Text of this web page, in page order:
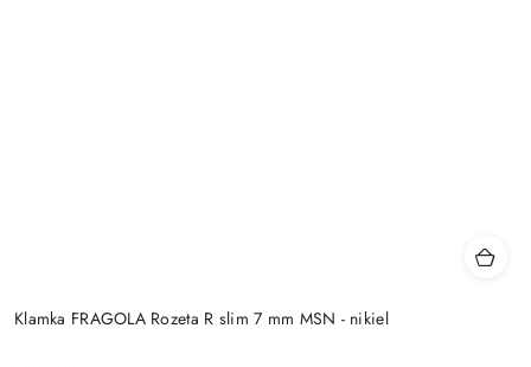
Klamka FRAGOLA Rozeta R slim 7 mm MSN - nikiel